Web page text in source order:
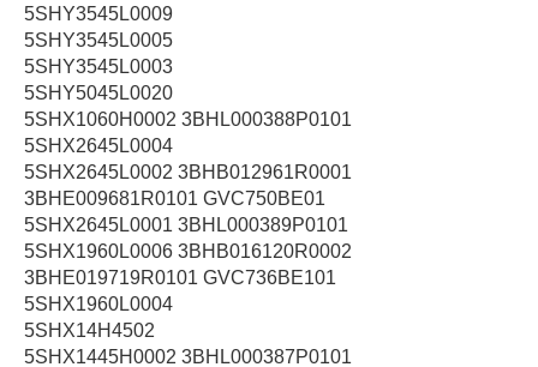
5SHY3545L0009
5SHY3545L0005
5SHY3545L0003
5SHY5045L0020
5SHX1060H0002 3BHL000388P0101
5SHX2645L0004
5SHX2645L0002 3BHB012961R0001
3BHE009681R0101 GVC750BE01
5SHX2645L0001 3BHL000389P0101
5SHX1960L0006 3BHB016120R0002
3BHE019719R0101 GVC736BE101
5SHX1960L0004
5SHX14H4502
5SHX1445H0002 3BHL000387P0101